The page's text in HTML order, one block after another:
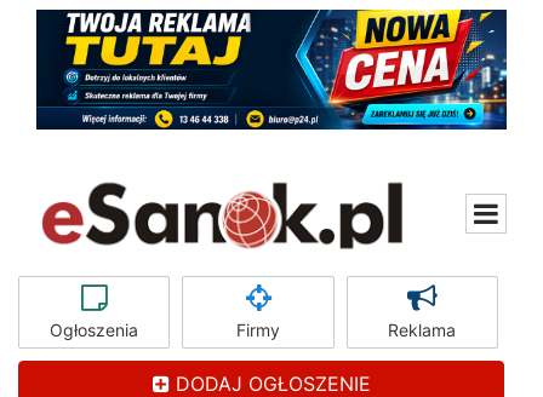
Ogłoszenia Firmy Reklama
DODAJ OGŁOSZENIE